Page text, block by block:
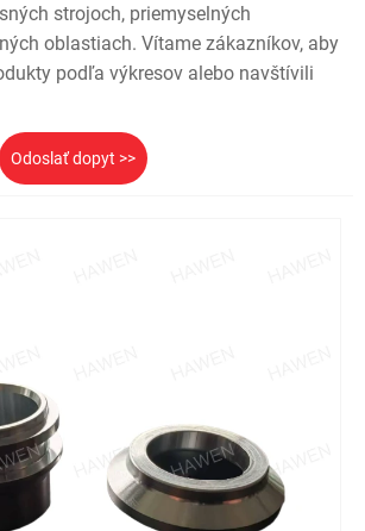
strojoch, priemyselných
oblastiach. Vítame zákazníkov, aby
podľa výkresov alebo navštívili
Odoslať dopyt >>